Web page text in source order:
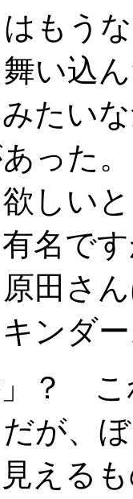
もう
い込
たい
った
しい
名で
田さ
ンダ
？ こ
が、
える